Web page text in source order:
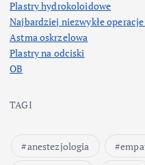
Plastry hydrokoloidowe
Najbardziej niezwykłe
Astma oskrzelowa
Plastry na odciski
OB
TAGI
anestezjologia